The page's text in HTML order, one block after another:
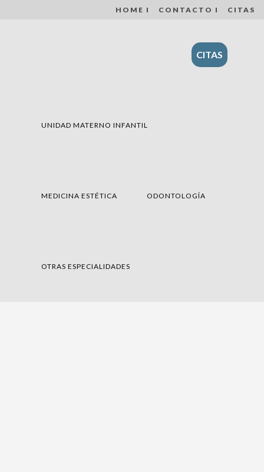
HOME I CONTACTO I CITAS
CITAS
UNIDAD MATERNO INFANTIL
MEDICINA ESTÉTICA ODONTOLOGÍA
OTRAS ESPECIALIDADES